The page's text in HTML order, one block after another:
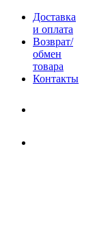
Доставка
и оплата
Возврат/
обмен
товара
Контакты